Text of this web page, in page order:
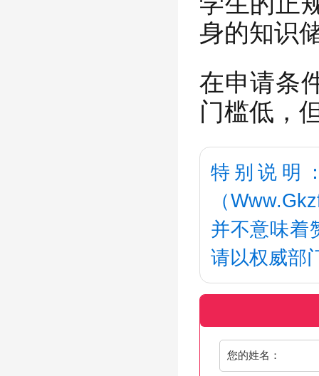
身的知识
在申请条
门槛低，
特别说明
（
并不意味着
请以权威部
您的姓名：